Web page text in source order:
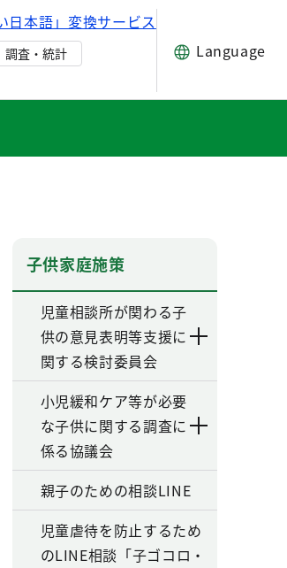
日本語」変換サービス
調査・統計
Language
子供家庭施策
児童相談所が関わる子
供の意見表明等支援に
関する検討委員会
小児緩和ケア等が必要
な子供に関する調査に
係る協議会
親子のための相談LINE
児童虐待を防止するため
のLINE相談「子ゴコロ・